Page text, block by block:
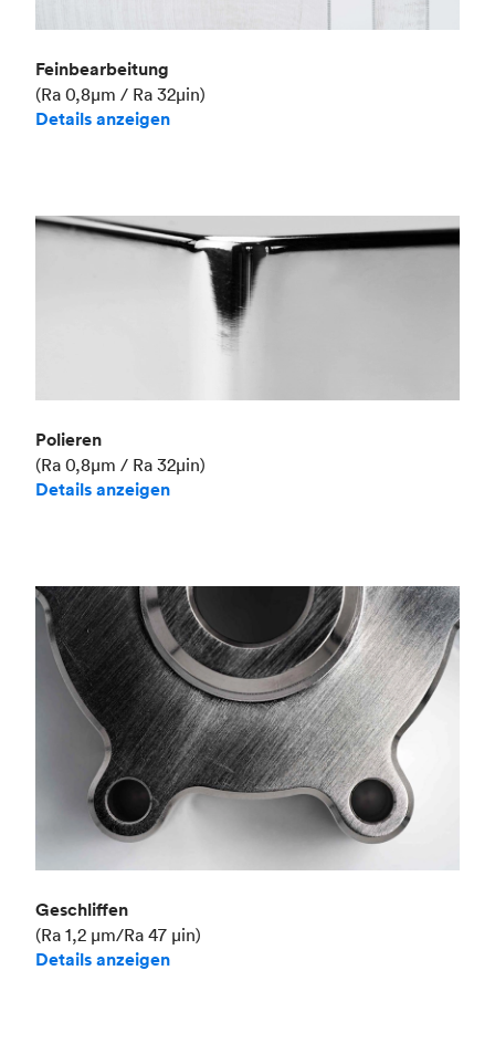
Feinbearbeitung
(Ra 0,8μm / Ra 32μin)
Details anzeigen
Polieren
(Ra 0,8μm / Ra 32μin)
Details anzeigen
Geschliffen
(Ra 1,2 μm/Ra 47 μin)
Details anzeigen